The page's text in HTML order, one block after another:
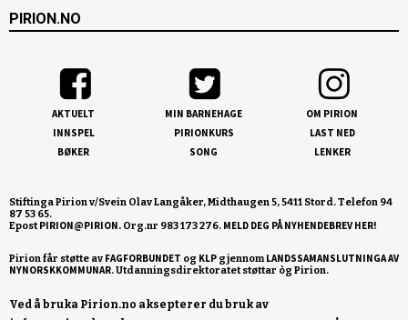
PIRION.NO
AKTUELT
INNSPEL
BØKER
MIN BARNEHAGE
PIRIONKURS
SONG
OM PIRION
LAST NED
LENKER
Stiftinga Pirion v/Svein Olav Langåker, Midthaugen 5, 5411 Stord. Telefon 94
87 53 65.
EpostPIRION@PIRION. Org.nr 983 173 276. MELD DEG PÅ NYHENDEBREV HER!
Pirion får støtte av FAGFORBUNDET og KLP gjennomLANDSSAMANSLUTNINGA AV
NYNORSKKOMMUNAR
Ved å bruka Pirion.no aksepterer du bruk av